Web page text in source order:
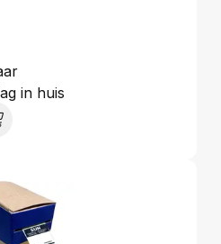
in huis